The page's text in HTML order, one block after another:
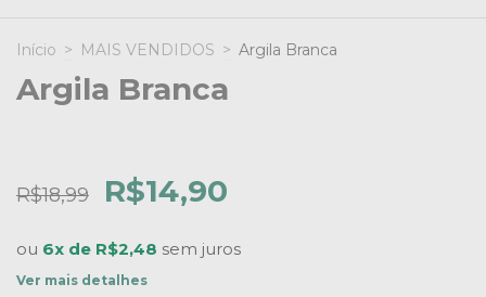
Início > MAIS VENDIDOS > Argila Branca
Argila Branca
R$18,99 R$14,90
ou 6x de R$2,48 sem juros
Ver mais detalhes